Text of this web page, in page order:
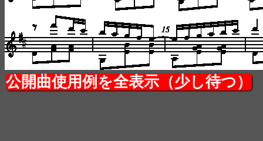
公開曲使用例を全表示（少し待つ）